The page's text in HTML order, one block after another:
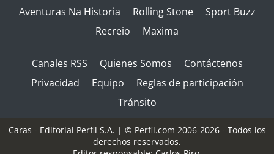
Aventuras Na Historia
Rolling Stone
Sport Buzz
Recreio
Maxima
Canales RSS Quienes Somos
Contáctenos
Privacidad
Equipo
Reglas de participación
Tránsito
Caras - Editorial Perfil S.A. | © Perfil.com 2006-2026 - Todos los
derechos reservados.